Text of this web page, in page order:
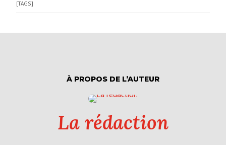
[TAGS]
À PROPOS DE L’AUTEUR
La rédaction